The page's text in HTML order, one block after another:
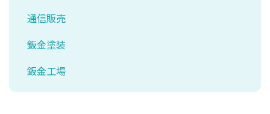
通信販売
鈑金塗装
鈑金工場